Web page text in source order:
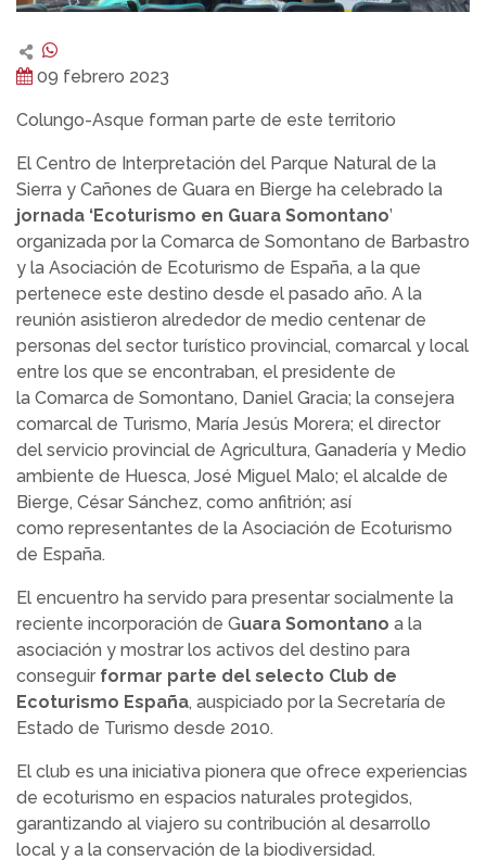
09 febrero 2023
Colungo-Asque forman parte de este territorio
El Centro de Interpretación del Parque Natural de la
Sierra y Cañones de Guara en Bierge ha celebrado la
jornada ‘Ecoturismo en Guara Somontano’
organizada por la Comarca de Somontano de Barbastro
y la Asociación de Ecoturismo de España, a la que
pertenece este destino desde el pasado año. A la
reunión asistieron alrededor de medio centenar de
personas del sector turístico provincial, comarcal y local
entre los que se encontraban, el presidente de
la Comarca de Somontano, Daniel Gracia; la consejera
comarcal de Turismo, María Jesús Morera; el director
del servicio provincial de Agricultura, Ganadería y Medio
ambiente de Huesca, José Miguel Malo; el alcalde de
Bierge, César Sánchez, como anfitrión; así
como representantes de la Asociación de Ecoturismo
de España.
El encuentro ha servido para presentar socialmente la
reciente incorporación de Guara Somontano a la
asociación y mostrar los activos del destino para
conseguir formar parte del selecto Club de
Ecoturismo España, auspiciado por la Secretaría de
Estado de Turismo desde 2010.
El club es una iniciativa pionera que ofrece experiencias
de ecoturismo en espacios naturales protegidos,
garantizando al viajero su contribución al desarrollo
local y a la conservación de la biodiversidad.